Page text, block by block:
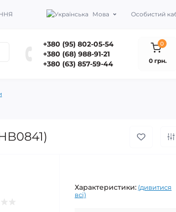
Мова Особистий
+380 (95) 802-05-54
+380 (68) 988-91-21
+380 (63) 857-59-44
0
0 грн.
Характеристики: (дивитися
всі)